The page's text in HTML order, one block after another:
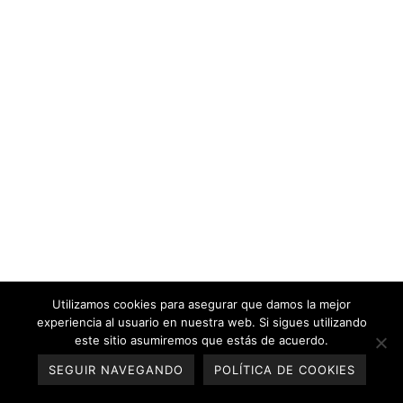
Utilizamos cookies para asegurar que damos la mejor
experiencia al usuario en nuestra web. Si sigues utilizando
este sitio asumiremos que estás de acuerdo.
SEGUIR NAVEGANDO POLÍTICA DE COOKIES